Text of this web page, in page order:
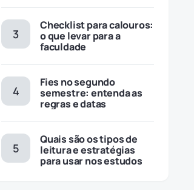
Checklist para calouros:
o que levar para a
faculdade
Fies no segundo
semestre: entenda as
regras e datas
Quais são os tipos de
leitura e estratégias
para usar nos estudos